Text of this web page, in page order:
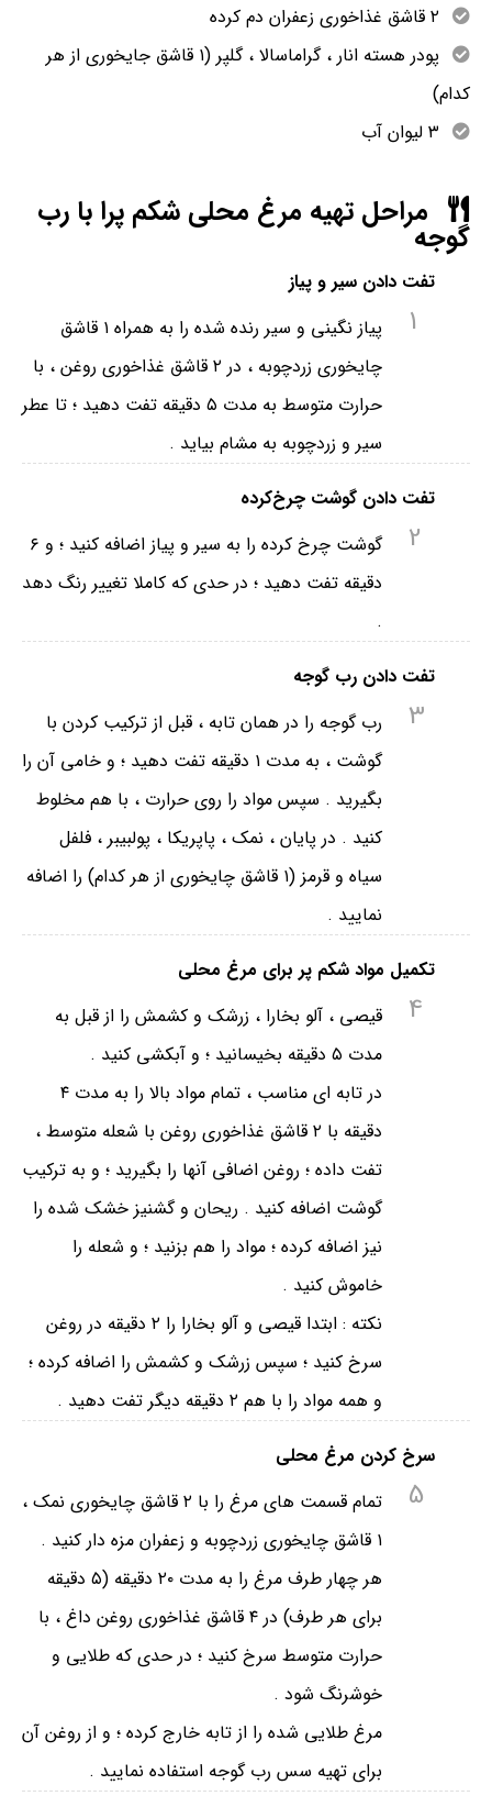
۲ قاشق غذاخوری زعفران دم کرده
پودر هسته انار ، گراماسالا ، گلپر (۱ قاشق جایخوری از هر
کدام)
۳ لیوان آب
مراحل تهیه مرغ محلی شکم پرا با رب
گوجه
تفت دادن سیر و پیاز
1
پیاز نگینی و سیر رنده شده را به همراه ۱ قاشق
چایخوری زردچوبه ، در ۲ قاشق غذاخوری روغن ، با
حرارت متوسط به مدت ۵ دقیقه تفت دهید ؛ تا عطر
سیر و زردچوبه به مشام بیاید .
تفت دادن گوشت چرخ‌کرده
2
گوشت چرخ کرده را به سیر و پیاز اضافه کنید ؛ و ۶
دقیقه تفت دهید ؛ در حدی که کاملا تغییر رنگ دهد
.
تفت دادن رب گوجه
3
رب گوجه را در همان تابه ، قبل از ترکیب کردن با
گوشت ، به مدت ۱ دقیقه تفت دهید ؛ و خامی آن را
بگیرید . سپس مواد را روی حرارت ، با هم مخلوط
کنید . در پایان ، نمک ، پاپریکا ، پولبیبر ، فلفل
سیاه و قرمز (۱ قاشق چایخوری از هر کدام) را اضافه
نمایید .
تکمیل مواد شکم پر برای مرغ محلی
4
قیصی ، آلو بخارا ، زرشک و کشمش را از قبل به
مدت ۵ دقیقه بخیسانید ؛ و آبکشی کنید .
در تابه ای مناسب ، تمام مواد بالا را به مدت ۴
دقیقه با ۲ قاشق غذاخوری روغن با شعله متوسط ،
تفت داده ؛ روغن اضافی آنها را بگیرید ؛ و به ترکیب
گوشت اضافه کنید . ریحان و گشنیز خشک شده را
نیز اضافه کرده ؛ مواد را هم بزنید ؛ و شعله را
خاموش کنید .
نکته : ابتدا قیصی و آلو بخارا را ۲ دقیقه در روغن
سرخ کنید ؛ سپس زرشک و کشمش را اضافه کرده ؛
و همه مواد را با هم ۲ دقیقه دیگر تفت دهید .
سرخ کردن مرغ محلی
5
تمام قسمت های مرغ را با ۲ قاشق چایخوری نمک ،
۱ قاشق چایخوری زردچوبه و زعفران مزه دار کنید .
هر چهار طرف مرغ را به مدت ۲۰ دقیقه (۵ دقیقه
برای هر طرف) در ۴ قاشق غذاخوری روغن داغ ، با
حرارت متوسط سرخ کنید ؛ در حدی که طلایی و
خوشرنگ شود .
مرغ طلایی شده را از تابه خارج کرده ؛ و از روغن آن
برای تهیه سس رب گوجه استفاده نمایید .